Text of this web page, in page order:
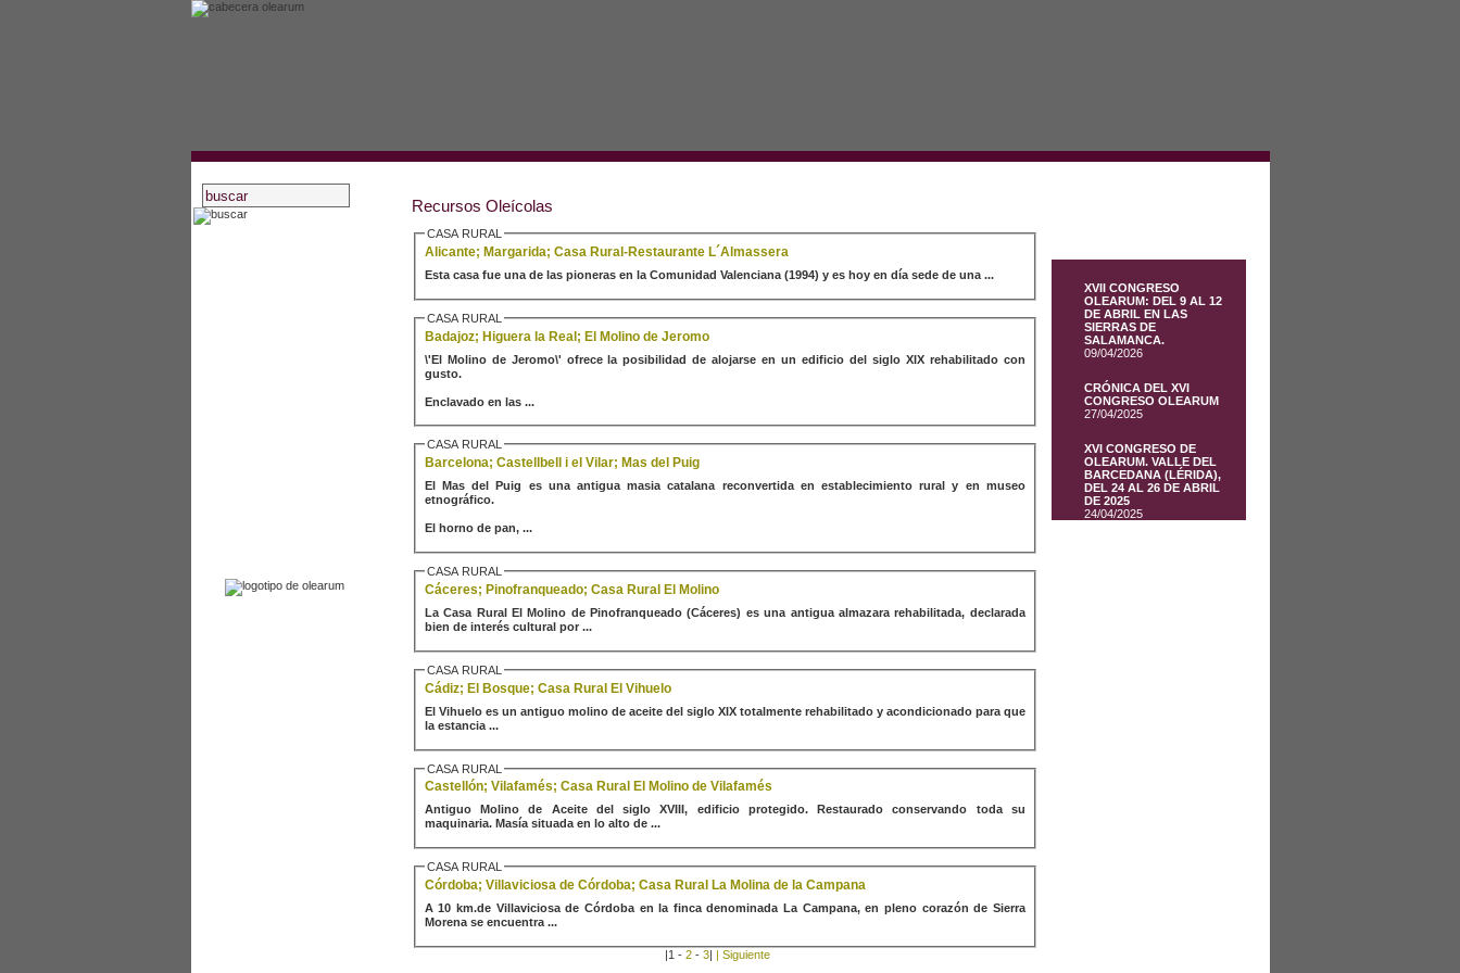
Recursos Oleícolas
CASA RURAL
Alicante; Margarida; Casa Rural-Restaurante L´Almassera
Esta casa fue una de las pioneras en la Comunidad Valenciana (1994) y es hoy en día sede de una ...
CASA RURAL
Badajoz; Higuera la Real; El Molino de Jeromo
\'El Molino de Jeromo\' ofrece la posibilidad de alojarse en un edificio del siglo XIX rehabilitado con
gusto.
Enclavado en las ...
CASA RURAL
Barcelona; Castellbell i el Vilar; Mas del Puig
El Mas del Puig es una antigua masia catalana reconvertida en establecimiento rural y en museo
etnográfico.
El horno de pan, ...
CASA RURAL
Cáceres; Pinofranqueado; Casa Rural El Molino
La Casa Rural El Molino de Pinofranqueado (Cáceres) es una antigua almazara rehabilitada, declarada
bien de interés cultural por ...
CASA RURAL
Cádiz; El Bosque; Casa Rural El Vihuelo
El Vihuelo es un antiguo molino de aceite del siglo XIX totalmente rehabilitado y acondicionado para que
la estancia ...
CASA RURAL
Castellón; Vilafamés; Casa Rural El Molino de Vilafamés
Antiguo Molino de Aceite del siglo XVIII, edificio protegido. Restaurado conservando toda su
maquinaria. Masía situada en lo alto de ...
CASA RURAL
Córdoba; Villaviciosa de Córdoba; Casa Rural La Molina de la Campana
A 10 km.de Villaviciosa de Córdoba en la finca denominada La Campana, en pleno corazón de Sierra
Morena se encuentra ...
|1 - 2- 3| | Siguiente
XVII CONGRESO
OLEARUM: DEL 9 AL 12
DE ABRIL EN LAS
SIERRAS DE
SALAMANCA.
09/04/2026
CRÓNICA DEL XVI
CONGRESO OLEARUM
27/04/2025
XVI CONGRESO DE
OLEARUM. VALLE DEL
BARCEDANA (LÉRIDA),
DEL 24 AL 26 DE ABRIL
DE 2025
24/04/2025